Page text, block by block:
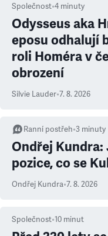
Společnost•4 minuty
Odysseus aka
eposu odhalují
roli Homéra v
obrození
Silvie Lauder•7. 8. 2026
Ranní postřeh•3 minuty
Ondřej Kundra:
pozice, co se
Ondřej Kundra•7. 8. 2026
Společnost•10 minut